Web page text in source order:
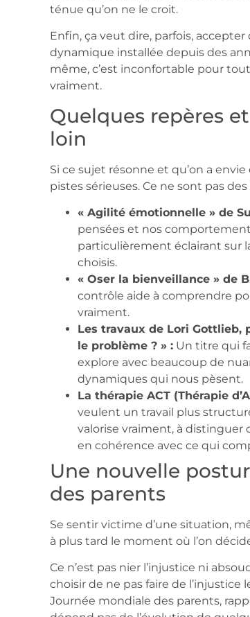
ténue qu’on ne le croit.
Enfin, ça veut dire, parfois,
dynamique installée depuis des
même, c’est inconfortable pour
vraiment.
Quelques repères
loin
Si ce sujet résonne et qu’on a
pistes sérieuses. Ce ne sont pas
« Agilité émotionnelle » de
pensées et nos
particulièrement éclairant sur
choisis.
« Oser la bienveillance » de
contrôle aide à comprendre
vraiment.
Les travaux de Lori Gottlieb,
le problème ? » : Un titre qui
explore avec beaucoup de
dynamiques qui nous pèsent.
La thérapie ACT (Thérapie
veulent un travail plus
valorise vraiment, à distinguer
en cohérence avec ce qui
Une nouvelle
des parents
Se sentir victime d’une situation,
à plus tard le moment où l’on
Ce n’est pas nier l’injustice ni
choisir de ne pas faire de l’injustice
Journée mondiale des parents,